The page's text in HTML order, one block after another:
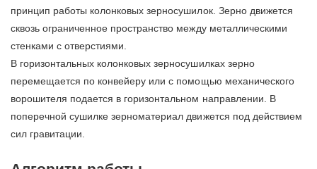
принцип работы колонковых зерносушилок. Зерно движется
сквозь ограниченное пространство между металлическими
стенками с отверстиями.
В горизонтальных колонковых зерносушилках зерно
перемещается по конвейеру или с помощью механического
ворошителя подается в горизонтальном направлении. В
поперечной сушилке зерноматериал движется под действием
сил гравитации.